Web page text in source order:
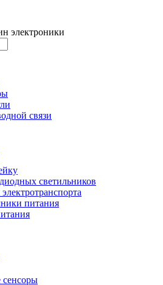
электроники
связи
светильников
питания